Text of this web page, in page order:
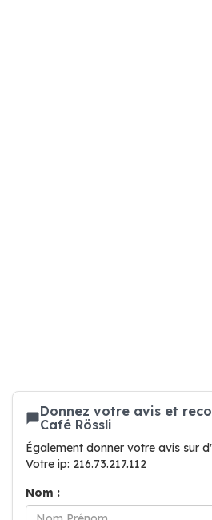
Donnez votre avis et
Café Rössli
Également donner votre avis sur
Votre ip: 216.73.217.112
Nom :